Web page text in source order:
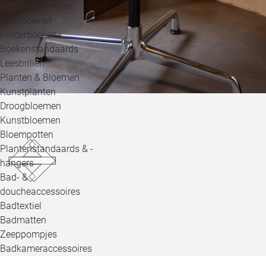
Koffietafelboeken
Kookboeken
Kinderboeken
Boekenstandaards
Leesbrillen
Planten & Bloemen
Kunstplanten
Droogbloemen
Kunstbloemen
Bloempotten
Plantenstandaards & -
hangers
Bad- &
doucheaccessoires
Badtextiel
Badmatten
Zeeppompjes
Badkameraccessoires